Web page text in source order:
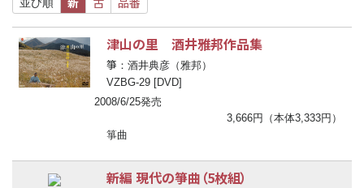
津山の里 酒井雅邦作品集
箏 ：酒井典彦（雅邦）
VZBG-29 [DVD]
2008/6/25発売
3,666円（本体3,333円）
箏曲
新編 現代の箏曲（5枚組）